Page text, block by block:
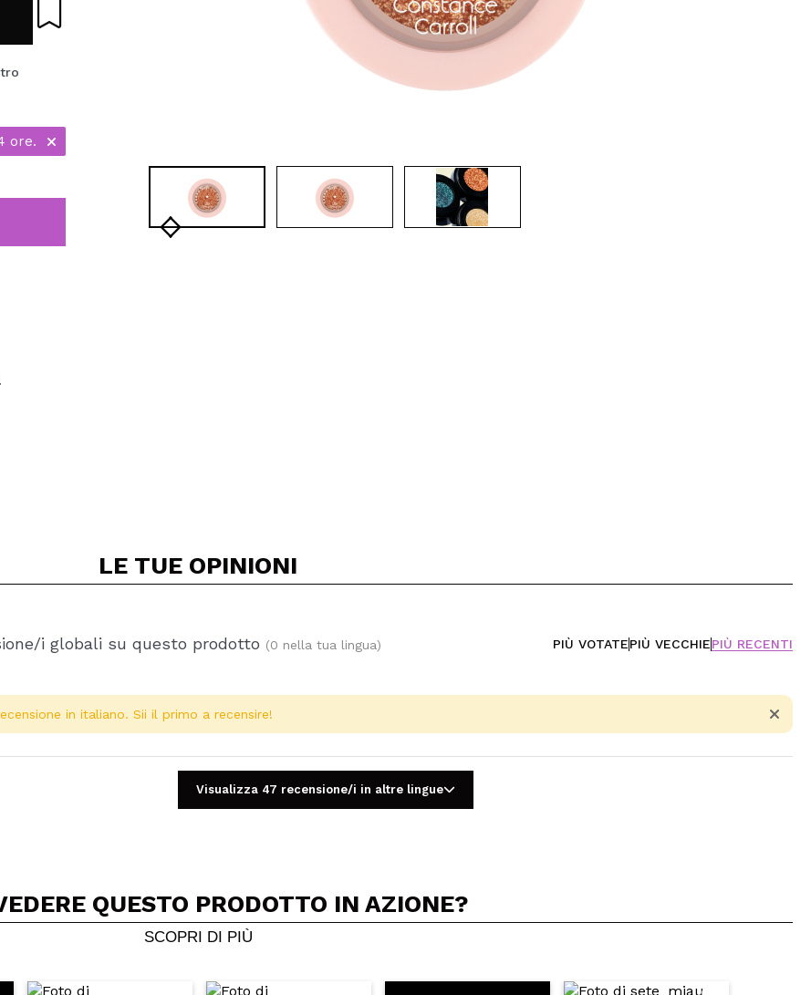
CREARE UN ACCOUNT
ore.
LE TUE OPINIONI
i globali su questo prodotto (0 nella tua lingua) PIÙ VOTATEPIÙ VECCHIEPIÙ RECENTI
Condividi un video o una foto
Il tuo video potrebbe essere il primo. Immaginalo...
Si 5/5
in italiano. Sii il primo a recensire!
Visualizza 47 recensione/i in altre lingue
QUESTO PRODOTTO IN AZIONE?
SCOPRI DI PIÙ